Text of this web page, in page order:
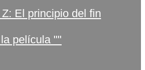
El principio del fin